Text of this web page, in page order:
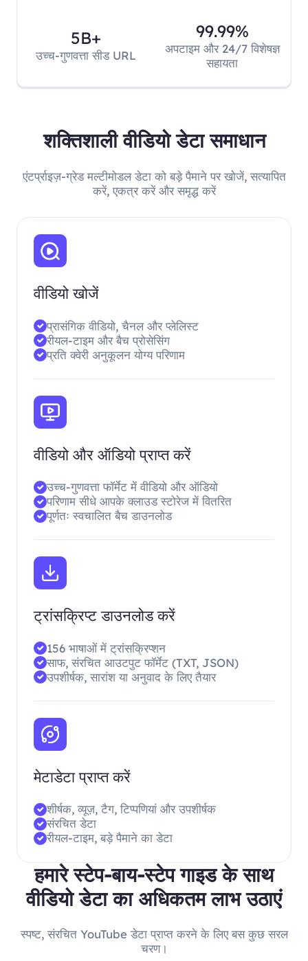
5B+
उच्च-गुणवत्ता सीड URL
99.99%
अपटाइम और 24/7 विशेषज्ञ
सहायता
शक्तिशाली वीडियो डेटा समाधान
एंटर्प्राइज़-ग्रेड मल्टीमोडल डेटा को बड़े पैमाने पर खोजें, सत्यापित
करें, एकत्र करें और समृद्ध करें
वीडियो खोजें
प्रासंगिक वीडियो, चैनल और प्लेलिस्ट
रीयल-टाइम और बैच प्रोसेसिंग
प्रति क्वेरी अनुकूलन योग्य परिणाम
वीडियो और ऑडियो प्राप्त करें
उच्च-गुणवत्ता फॉर्मेट में वीडियो और ऑडियो
परिणाम सीधे आपके क्लाउड स्टोरेज में वितरित
पूर्णतः स्वचालित बैच डाउनलोड
ट्रांसक्रिप्ट डाउनलोड करें
156 भाषाओं में ट्रांसक्रिप्शन
साफ, संरचित आउटपुट फॉर्मेट (TXT, JSON)
उपशीर्षक, सारांश या अनुवाद के लिए तैयार
मेटाडेटा प्राप्त करें
शीर्षक, व्यूज़, टैग, टिप्पणियां और उपशीर्षक
संरचित डेटा
रीयल-टाइम, बड़े पैमाने का डेटा
हमारे स्टेप-बाय-स्टेप गाइड के साथ
वीडियो डेटा का अधिकतम लाभ उठाएं
स्पष्ट, संरचित YouTube डेटा प्राप्त करने के लिए बस कुछ सरल
चरण।